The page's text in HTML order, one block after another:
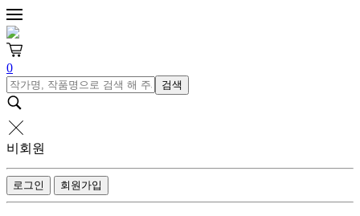
0
검색
비회원
로그인 회원가입